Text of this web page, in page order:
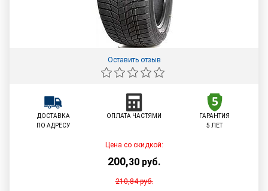
Оставить отзыв
ДОСТАВКА
ПО АДРЕСУ
ОПЛАТА ЧАСТЯМИ
ГАРАНТИЯ
5 ЛЕТ
Цена со скидкой:
200,30 руб.
210,84руб.